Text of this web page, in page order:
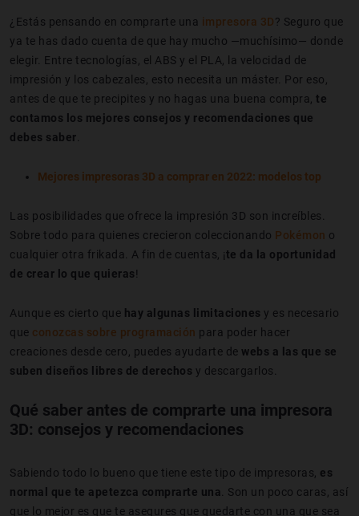
¿Estás pensando en comprarte una impresora 3D? Seguro que
ya te has dado cuenta de que hay mucho —muchísimo— donde
elegir. Entre tecnologías, el ABS y el PLA, la velocidad de
impresión y los cabezales, esto necesita un máster. Por eso,
antes de que te precipites y no hagas una buena compra, te
contamos los mejores consejos y recomendaciones que
debes saber
Mejores impresoras 3D a comprar en 2022: modelos top
Las posibilidades que ofrece la impresión 3D son increíbles.
Sobre todo para quienes crecieron coleccionando Pokémon o
cualquier otra frikada. A fin de cuentas, ¡te da la oportunidad
de crear lo que quieras!
Aunque es cierto que hay algunas limitaciones y es necesario
que conozcas sobre programación para poder hacer
creaciones desde cero, puedes ayudarte de webs a las que se
suben diseños libres de derechos y descargarlos.
Qué saber antes de comprarte una impresora
3D: consejos y recomendaciones
Sabiendo todo lo bueno que tiene este tipo de impresoras, es
normal que te apetezca comprarte una . Son un poco caras, así
que lo mejor es que te asegures que quedarte con una que sea